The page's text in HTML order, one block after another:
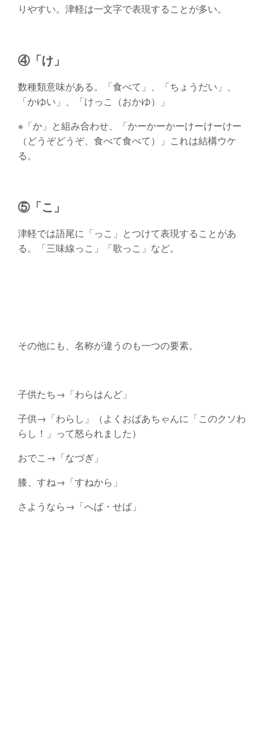
りやすい。津軽は一文字で表現することが多い。
④「け」
数種類意味がある。「食べて」、「ちょうだい」、
「かゆい」、「けっこ（おかゆ）」
※「か」と組み合わせ、「かーかーかーけーけーけー
（どうぞどうぞ、食べて食べて）」これは結構ウケ
る。
⑤「こ」
津軽では語尾に「っこ」とつけて表現することがあ
る。「三味線っこ」「歌っこ」など。
その他にも、名称が違うのも一つの要素。
子供たち→「わらはんど」
子供→「わらし」（よくおばあちゃんに「このクソわ
らし！」って怒られました）
おでこ→「なづぎ」
膝、すね→「すねから」
さようなら→「へば・せば」